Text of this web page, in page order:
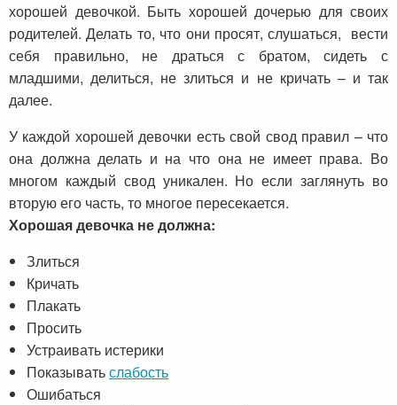
хорошей девочкой. Быть хорошей дочерью для своих
родителей. Делать то, что они просят, слушаться, вести
себя правильно, не драться с братом, сидеть с
младшими, делиться, не злиться и не кричать – и так
далее.
У каждой хорошей девочки есть свой свод правил – что
она должна делать и на что она не имеет права. Во
многом каждый свод уникален. Но если заглянуть во
вторую его часть, то многое пересекается.
Хорошая девочка не должна:
Злиться
Кричать
Плакать
Просить
Устраивать истерики
Показыватьслабость
Ошибаться